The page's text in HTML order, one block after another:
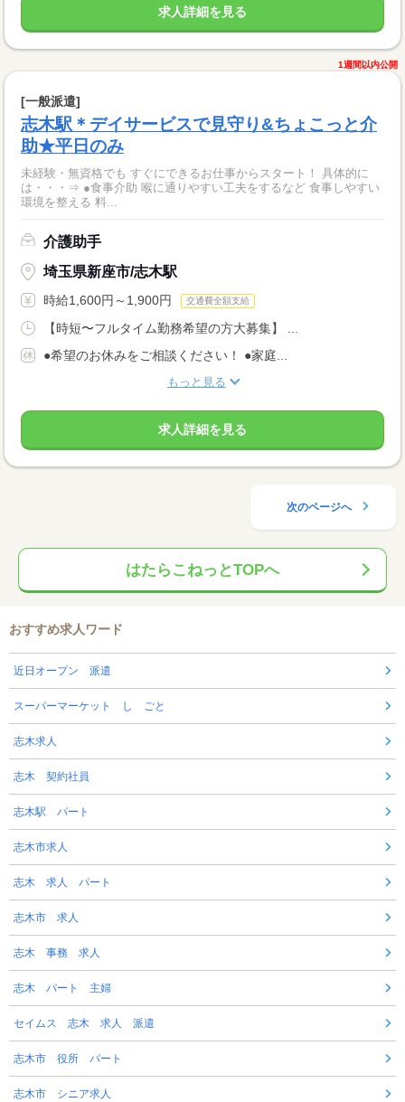
求人詳細を見る
1週間以内公開
[一般派遣]
志木駅＊デイサービスで見守り&ちょこっと介
助★平日のみ
未経験・無資格でも すぐにできるお仕事からスタート！ 具体的に
は・・・⇒ ●食事介助 喉に通りやすい工夫をするなど 食事しやすい
環境を整える 料...
介護助手
埼玉県新座市/志木駅
時給1,600円～1,900円 交通費全額支給
【時短〜フルタイム勤務希望の方大募集】 ...
●希望のお休みをご相談ください！ ●家庭...
もっと見る
求人詳細を見る
次のページへ
はたらこねっとTOPへ
おすすめ求人ワード
近日オープン 派遣
スーパーマーケット し ごと
志木求人
志木 契約社員
志木駅 パート
志木市求人
志木 求人 パート
志木市 求人
志木 事務 求人
志木 パート 主婦
セイムス 志木 求人 派遣
志木市 役所 パート
志木市 シニア求人